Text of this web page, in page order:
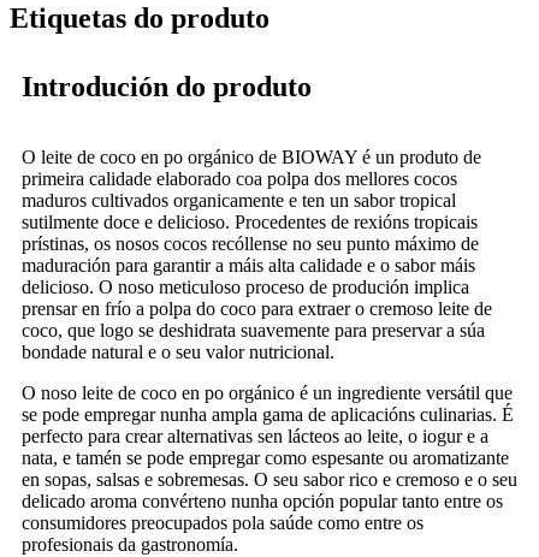
Etiquetas do produto
Introdución do produto
O leite de coco en po orgánico de BIOWAY é un produto de
primeira calidade elaborado coa polpa dos mellores cocos
maduros cultivados organicamente e ten un sabor tropical
sutilmente doce e delicioso. Procedentes de rexións tropicais
prístinas, os nosos cocos recóllense no seu punto máximo de
maduración para garantir a máis alta calidade e o sabor máis
delicioso. O noso meticuloso proceso de produción implica
prensar en frío a polpa do coco para extraer o cremoso leite de
coco, que logo se deshidrata suavemente para preservar a súa
bondade natural e o seu valor nutricional.
O noso leite de coco en po orgánico é un ingrediente versátil que
se pode empregar nunha ampla gama de aplicacións culinarias. É
perfecto para crear alternativas sen lácteos ao leite, o iogur e a
nata, e tamén se pode empregar como espesante ou aromatizante
en sopas, salsas e sobremesas. O seu sabor rico e cremoso e o seu
delicado aroma convérteno nunha opción popular tanto entre os
consumidores preocupados pola saúde como entre os
profesionais da gastronomía.